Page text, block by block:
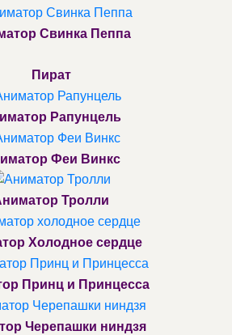
Свинка Пеппа
Пират
Рапунцель
Феи Винкс
Тролли
Холодное сердце
Принц и Принцесса
Черепашки ниндзя